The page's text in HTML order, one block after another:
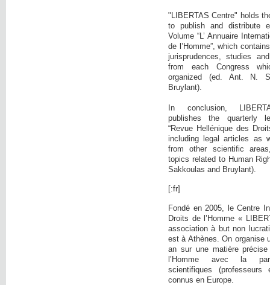
"LIBERTAS Centre" holds
to publish and distribute
Volume “L’ Annuaire
de l’Homme”, which
jurisprudences, studies
from each Congress
organized (ed. Ant. N.
Bruylant).
In conclusion,
publishes the quarterly
“Revue Hellénique des
including legal articles as
from other scientific
topics related to Human
Sakkoulas and Bruylant).
[:fr]
Fondé en 2005, le Centre
Droits de l’Homme «
association à but non
est à Athènes. On organise
an sur une matière
l’Homme avec la
scientifiques
connus en Europe.